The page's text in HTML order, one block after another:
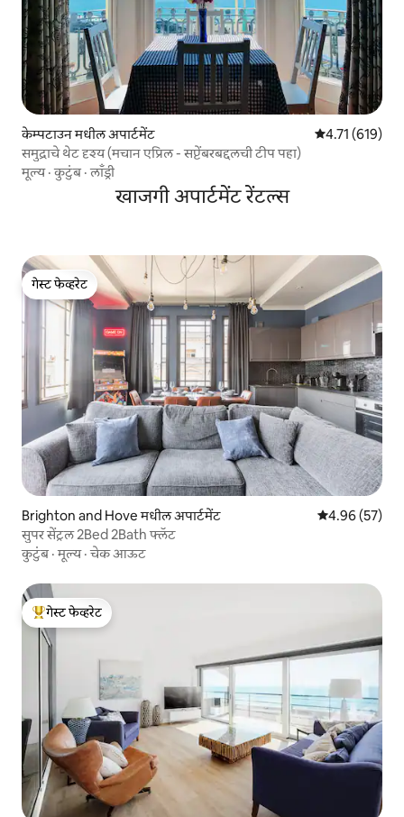
केम्पटाउन मधील अपार्टमेंट 5 पैकी 4.71
4.71 (619)
समुद्राचे थेट दृश्य (मचान एप्रिल - सप्टेंबरबद्दलची टीप पहा)
मूल्य·कुटुंब·लाँड्री
खाजगी अपार्टमेंट रेंटल्स
गेस्ट फेव्हरेट
गेस्ट फेव्हरेट
Brighton and Hove मधील अपार्टमेंट 5 पैकी 4.96
4.96 (57)
सुपर सेंट्रल 2Bed 2Bath फ्लॅट
कुटुंब·मूल्य·चेक आऊट
टॉप गेस्ट फेव्हरेट
गेस्ट फेव्हरेट